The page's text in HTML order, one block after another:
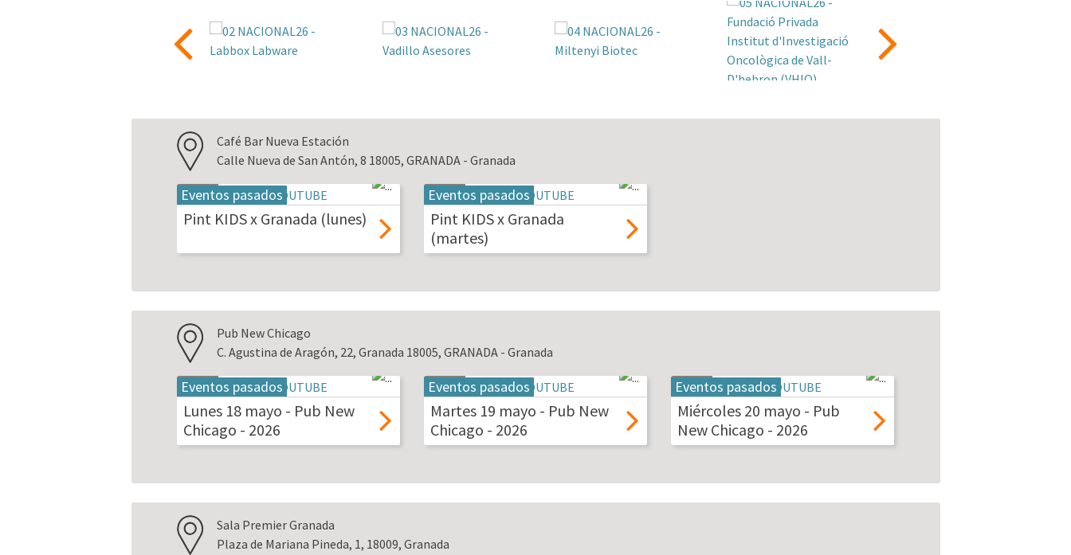
Café Bar Nueva Estación
Calle Nueva de San Antón, 8 18005, GRANADA - Granada
18
may
Eventos pasados
Pint KIDS x Granada (lunes)
19
may
2026
Eventos pasados
Pint KIDS x Granada
(martes)
Pub New Chicago
C. Agustina de Aragón, 22, Granada 18005, GRANADA - Granada
18
may
2026
Eventos pasados
Lunes 18 mayo - Pub New
Chicago - 2026
19
may
2026
Eventos pasados
Martes 19 mayo - Pub New
Chicago - 2026
20
may
2026
Eventos pasados
Miércoles 20 mayo - Pub
New Chicago - 2026
Sala Premier Granada
Plaza de Mariana Pineda, 1, 18009, Granada